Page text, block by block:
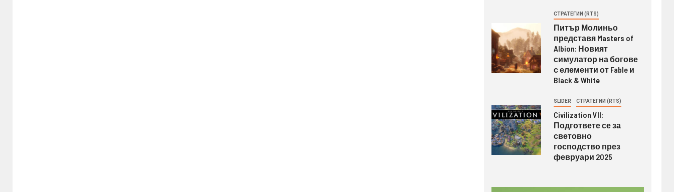
СТРАТЕГИИ (RTS)
Питър Молиньо
представя Masters of
Albion: Новият
симулатор на богове
с елементи от Fable и
Black & White
SLIDER СТРАТЕГИИ (RTS)
Civilization VII:
Подгответе се за
световно
господство през
февруари 2025